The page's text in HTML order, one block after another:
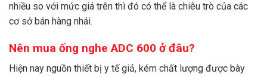
nhiều so với mức giá trên thì đó có thể là chiêu trò của các
cơ sở bán hàng nhái.
Nên mua ống nghe ADC 600 ở đâu?
Hiện nay nguồn thiết bị y tế giả, kém chất lượng được bày